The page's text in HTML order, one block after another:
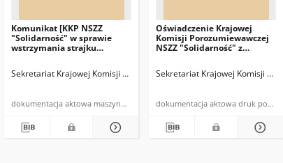
NSZZ "Solidarność"
Komunikat [KKP NSZZ
"Solidarność" w sprawie
wstrzymania strajku
Sekretariat Krajowej Komisji Porozumiewawczej NSZZ "Solidarność"
dokumentacja aktowa maszynopis powielony
Oświadczenie Krajowej
Komisji Porozumiewawczej
NSZZ "Solidarność" z
negocjacji z rządem w
Sekretariat Krajowej Komisji
dokumentacja aktowa druk